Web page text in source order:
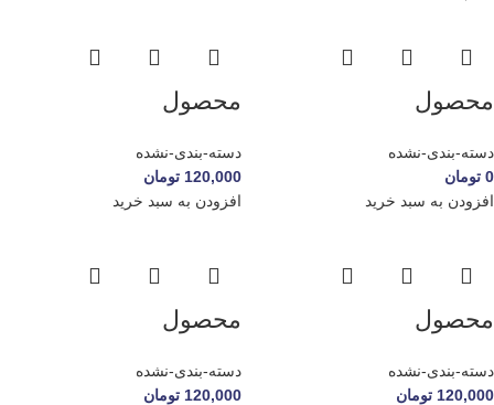
محصول
دسته-بندی-نشده
0 تومان
افزودن به سبد خرید
محصول
دسته-بندی-نشده
120,000 تومان
افزودن به سبد خرید
محصول
دسته-بندی-نشده
120,000 تومان
محصول
دسته-بندی-نشده
120,000 تومان